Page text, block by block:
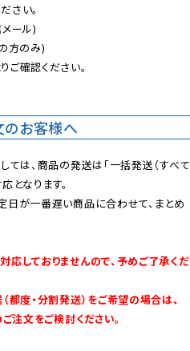
さい。
ール)
方のみ)
ご確認ください。
のお客様へ
ては、商品の発送は「一括発送（すべて
となります。
日が一番遅い商品に合わせて、まとめ
しておりませんので、予めご了承くだ
都度・分割発送）をご希望の場合は、
注文をご検討ください。